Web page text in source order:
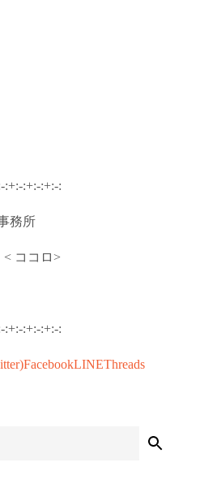
:+:-:+:-:+:-:
務所
< ココロ>
:+:-:+:-:+:-:
FacebookLINEThreads